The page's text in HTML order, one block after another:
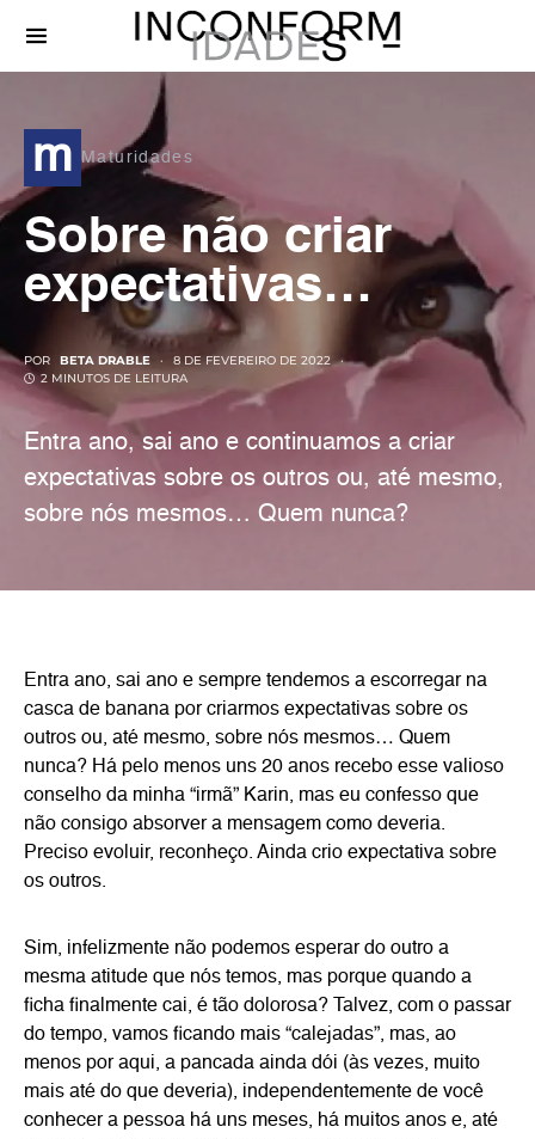
m Maturidades
Sobre não criar
expectativas…
POR BETA DRABLE
8 DE FEVEREIRO DE 2022
2 MINUTOS DE LEITURA
Entra ano, sai ano e continuamos a criar
expectativas sobre os outros ou, até mesmo,
sobre nós mesmos… Quem nunca?
Entra ano, sai ano e sempre tendemos a escorregar na
casca de banana por criarmos expectativas sobre os
outros ou, até mesmo, sobre nós mesmos… Quem
nunca? Há pelo menos uns 20 anos recebo esse valioso
conselho da minha “irmã” Karin, mas eu confesso que
não consigo absorver a mensagem como deveria.
Preciso evoluir, reconheço. Ainda crio expectativa sobre
os outros.
Sim, infelizmente não podemos esperar do outro a
mesma atitude que nós temos, mas porque quando a
ficha finalmente cai, é tão dolorosa? Talvez, com o passar
do tempo, vamos ficando mais “calejadas”, mas, ao
menos por aqui, a pancada ainda dói (às vezes, muito
mais até do que deveria), independentemente de você
conhecer a pessoa há uns meses, há muitos anos e, até